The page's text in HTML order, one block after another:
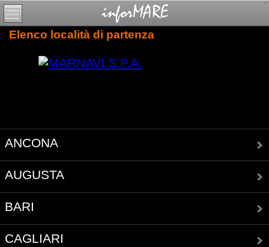
Elenco località di partenza
ANCONA
AUGUSTA
BARI
CAGLIARI